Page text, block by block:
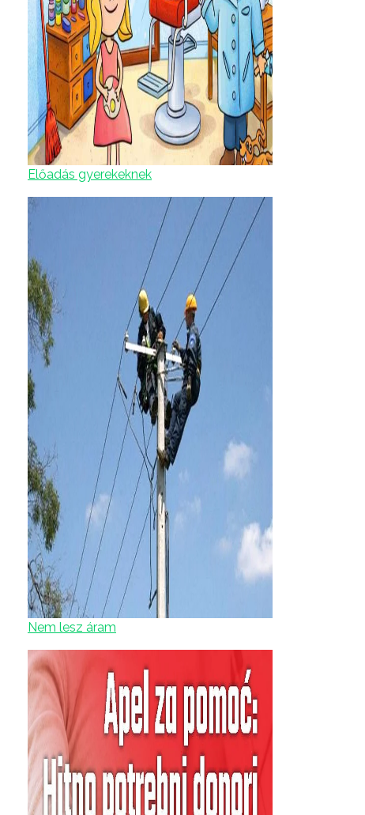
Előadás gyerekeknek
Nem lesz áram